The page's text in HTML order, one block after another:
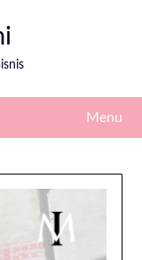
Menu